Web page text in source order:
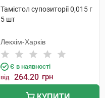
Тамістол супозиторії 0,015 г
5 шт
Лекхім-Харків
Є в наявності
від 264.20 грн